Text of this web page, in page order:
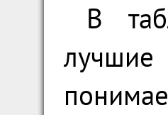
В